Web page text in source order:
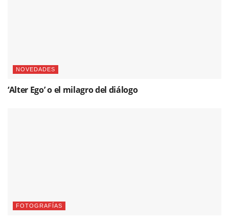
NOVEDADES
‘Alter Ego’ o el milagro del diálogo
FOTOGRAFÍAS